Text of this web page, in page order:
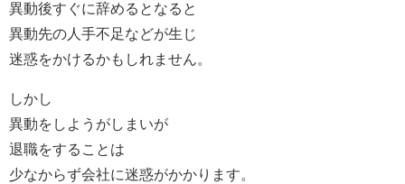
異動後すぐに辞めるとなると
異動先の人手不足などが生じ
迷惑をかけるかもしれません。
しかし
異動をしようがしまいが
退職をすることは
少なからず会社に迷惑がかかります。